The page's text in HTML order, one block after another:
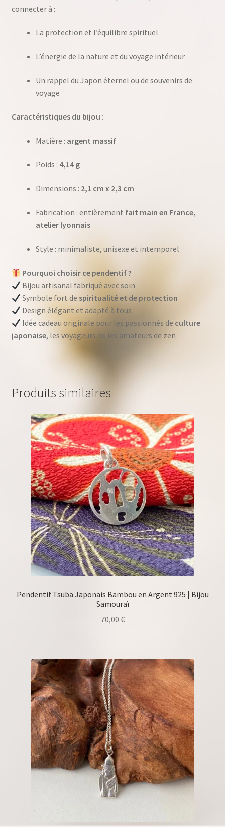
connecter à :
La protection et l’équilibre spirituel
L’énergie de la nature et du voyage intérieur
Un rappel du Japon éternel ou de souvenirs de
voyage
Caractéristiques du bijou :
Matière : argent massif
Poids : 4,14 g
Dimensions : 2,1 cm x 2,3 cm
Fabrication : entièrement fait main en France,
atelier lyonnais
Style : minimaliste, unisexe et intemporel
Pourquoi choisir ce pendentif ?
Bijou artisanal fabriqué avec soin
Symbole fort de spiritualité et de protection
Design élégant et adapté à tous
Idée cadeau originale pour les passionnés de culture
japonaise, les voyageurs ou les amateurs de zen
Produits similaires
Pendentif Tsuba Japonais Bambou en Argent 925 | Bijou
Samouraï
70,00 €